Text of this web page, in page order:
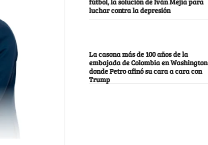
luchar contra la depresión
La casona más de 100 años de la
embajada de Colombia en Washington
donde Petro afinó su cara a cara con
Trump